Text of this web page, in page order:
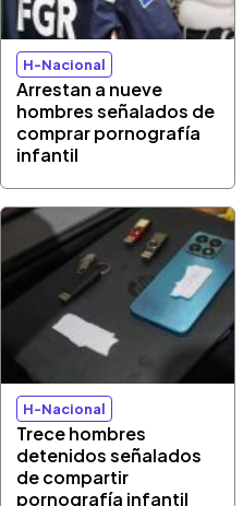
H-Nacional
Arrestan a nueve
hombres señalados de
comprar pornografía
infantil
H-Nacional
Trece hombres
detenidos señalados
de compartir
pornografía infantil